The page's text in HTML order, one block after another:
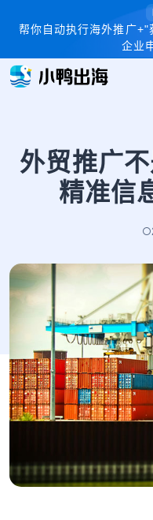
帮你自动执行海外推广
企业
外贸推广
精准信